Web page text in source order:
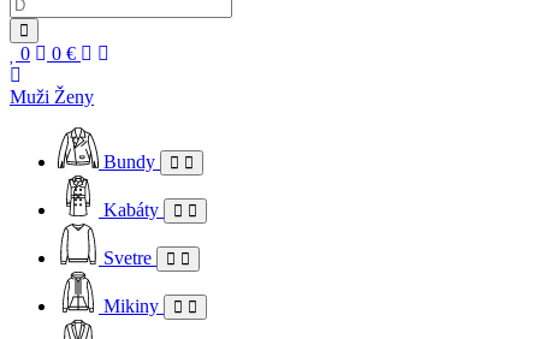
0 0 €
Muži Ženy
Bundy
Kabáty
Svetre
Mikiny